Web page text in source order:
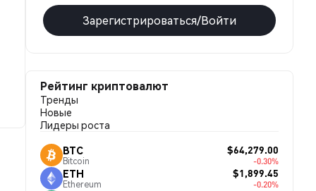
Зарегистрироваться/Войти
Рейтинг криптовалют
Тренды
Новые
Лидеры роста
BTC
Bitcoin
$64,279.00
-0.30%
ETH
Ethereum
$1,899.45
-0.20%